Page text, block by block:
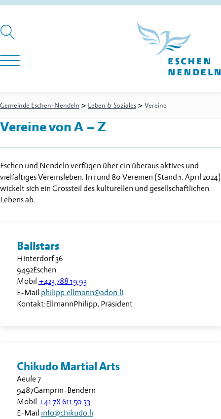
Gemeinde Eschen-Nendeln > Leben & Soziales > Vereine
Vereine von A – Z
Eschen und Nendeln verfügen über ein überaus aktives und
vielfältiges Vereinsleben. In rund 80 Vereinen (Stand 1. April 2024)
wickelt sich ein Grossteil des kulturellen und gesellschaftlichen
Lebens ab.
Ballstars
Hinterdorf 36
9492Eschen
Mobil +423 788 19 93
E-Mail philipp.ellmann@adon.li
Kontakt:EllmannPhilipp, Präsident
Chikudo Martial Arts
Aeule 7
9487Gamprin-Bendern
Mobil +41 78 611 50 33
E-Mail info@chikudo.li